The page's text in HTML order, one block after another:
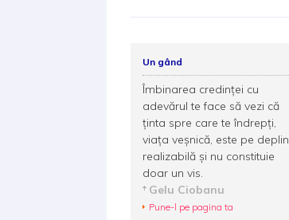
Un gând
Îmbinarea credinței cu
adevărul te face să vezi că
ținta spre care te îndrepți,
viața veșnică, este pe deplin
realizabilă și nu constituie
doar un vis.
Gelu Ciobanu
Pune-l pe pagina ta